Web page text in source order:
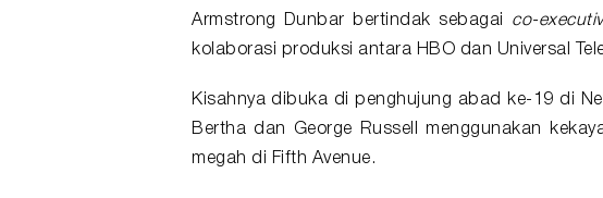
Armstrong Dunbar bertindak sebagai co-
kolaborasi produksi antara HBO dan Universal
Kisahnya dibuka di penghujung abad ke-19 di
Bertha dan George Russell menggunakan
megah di Fifth Avenue.